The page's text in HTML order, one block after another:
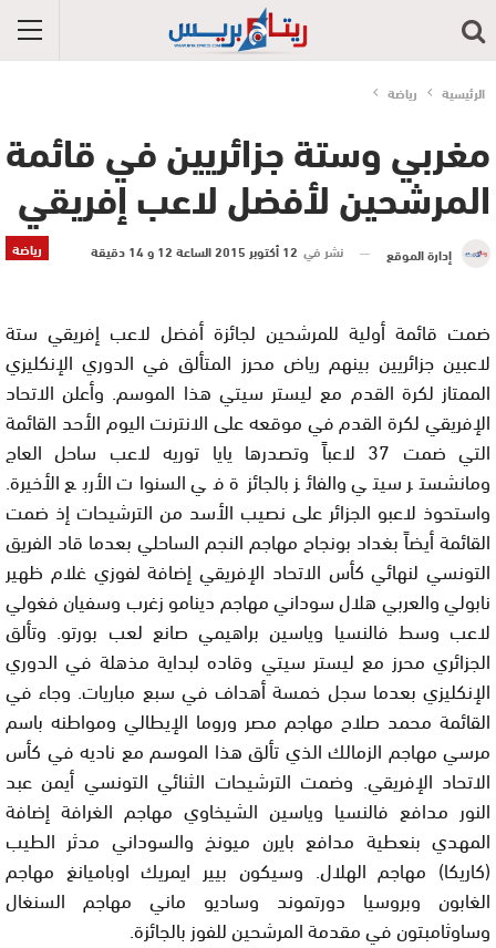
الرئيسية رياضة
مغربي وستة جزائريين في قائمة
المرشحين لأفضل لاعب إفريقي
رياضة إدارة الموقع نشر في 12 أكتوبر 2015 الساعة 12 و 14 دقيقة
ضمت قائمة أولية للمرشحين لجائزة أفضل لاعب إفريقي ستة
لاعبين جزائريين بينهم رياض محرز المتألق في الدوري الإنكليزي
الممتاز لكرة القدم مع ليستر سيتي هذا الموسم. وأعلن الاتحاد
الإفريقي لكرة القدم في موقعه على الانترنت اليوم الأحد القائمة
التي ضمت 37 لاعباً وتصدرها يايا توريه لاعب ساحل العاج
ومانشستر سيتي والفائز بالجائزة في السنوات الأربع الأخيرة.
واستحوذ لاعبو الجزائر على نصيب الأسد من الترشيحات إذ ضمت
القائمة أيضاً بغداد بونجاح مهاجم النجم الساحلي بعدما قاد الفريق
التونسي لنهائي كأس الاتحاد الإفريقي إضافة لفوزي غلام ظهير
نابولي والعربي هلال سوداني مهاجم دينامو زغرب وسفيان فغولي
لاعب وسط فالنسيا وياسين براهيمي صانع لعب بورتو. وتألق
الجزائري محرز مع ليستر سيتي وقاده لبداية مذهلة في الدوري
الإنكليزي بعدما سجل خمسة أهداف في سبع مباريات. وجاء في
القائمة محمد صلاح مهاجم مصر وروما الإيطالي ومواطنه باسم
مرسي مهاجم الزمالك الذي تألق هذا الموسم مع ناديه في كأس
الاتحاد الإفريقي. وضمت الترشيحات الثنائي التونسي أيمن عبد
النور مدافع فالنسيا وياسين الشيخاوي مهاجم الغرافة إضافة
المهدي بنعطية مدافع بايرن ميونخ والسوداني مدثر الطيب
(كاريكا) مهاجم الهلال. وسيكون بيير ايمريك اوباميانغ مهاجم
الغابون وبروسيا دورتموند وساديو ماني مهاجم السنغال
وساوثامبتون في مقدمة المرشحين للفوز بالجائزة.